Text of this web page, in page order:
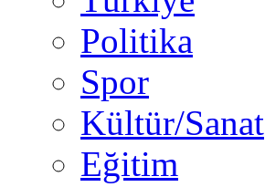
Politika
Spor
Kültür/Sanat
Eğitim